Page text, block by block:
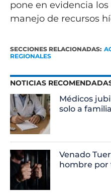
pone en evidencia
manejo de recursos
SECCIONES RELACIONADAS:
REGIONALES
NOTICIAS
Médicos
solo a
Venado
hombre por